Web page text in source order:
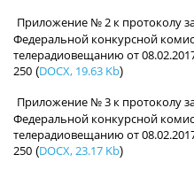
Приложение № 2 к протоколу
Федеральной конкурсной
телерадиовещанию от
250 (DOCX, 19.63 Kb)
Приложение № 3 к протоколу
Федеральной конкурсной
телерадиовещанию от
250 (DOCX, 23.17 Kb)